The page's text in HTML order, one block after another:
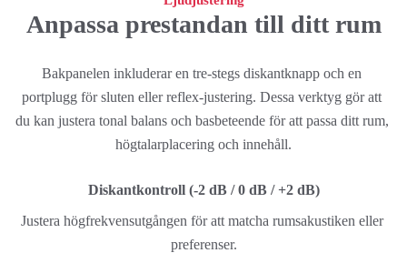
Anpassa prestandan till ditt rum
Bakpanelen inkluderar en tre-stegs diskantknapp och en
portplugg för sluten eller reflex-justering. Dessa verktyg gör att
du kan justera tonal balans och basbeteende för att passa ditt rum,
högtalarplacering och innehåll.
Diskantkontroll (-2 dB / 0 dB / +2 dB)
Justera högfrekvensutgången för att matcha rumsakustiken eller
preferenser.